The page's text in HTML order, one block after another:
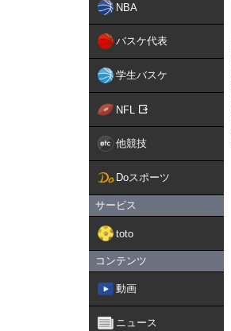
NBA
バスケ代表
学生バスケ
NFL
他競技
Doスポーツ
サービス
toto
コンテンツ
動画
ニュース